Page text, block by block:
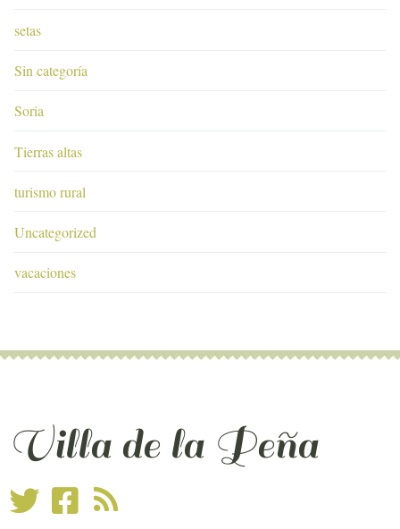
setas
Sin categoría
Soria
Tierras altas
turismo rural
Uncategorized
vacaciones
Villa de la Peña